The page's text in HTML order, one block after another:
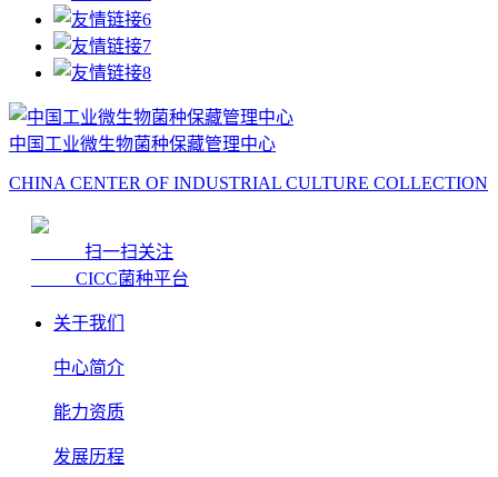
中国工业微生物菌种保藏管理中心
CHINA CENTER OF INDUSTRIAL CULTURE COLLECTION
扫一扫关注
CICC菌种平台
关于我们
中心简介
能力资质
发展历程